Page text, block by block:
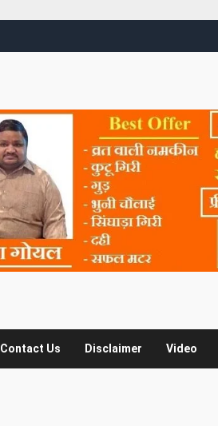
Contact Us Disclaimer Video